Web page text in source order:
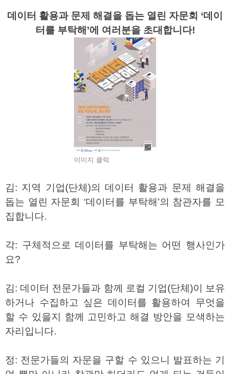
데이터 활용과 문제 해결을 돕는 열린 자문회 ‘데이
터를 부탁해’에 여러분을 초대합니다!
이미지 클릭
김: 지역 기업(단체 )의 데이터 활용과 문제 해결을
돕는 열린 자문회
‘데이터를 부탁해 ’의 참관자를 모
집합니다.
각: 구체적으로 데이터를 부탁해는 어떤 행사인가
요?
김: 데이터 전문가들과 함께 로컬 기업(단체 )이 보유
하거나 수집하고 싶은 데이터를 활용하여 무엇을
할 수 있을지 함께 고민하고 해결 방안을 모색하는
자리입니다.
정: 전문가들의 자문을 구할 수 있으니 발표하는 기